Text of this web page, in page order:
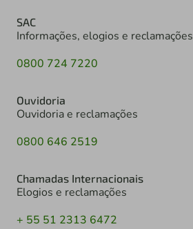
SAC
Informações, elogios e reclamações
0800 724 7220
Ouvidoria
Ouvidoria e reclamações
0800 646 2519
Chamadas Internacionais
Elogios e reclamações
+ 55 51 2313 6472